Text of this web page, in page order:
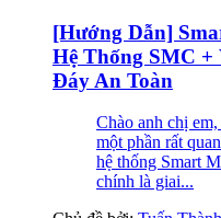
[Hướng Dẫn]
Hệ Thống SMC
Đáy An Toàn
Chào anh chị
một phần rất
hệ thống Smart
chính là giai...